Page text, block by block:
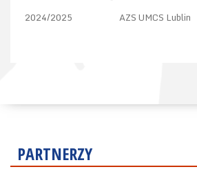
2024/2025
AZS UMCS Lublin
PARTNERZY